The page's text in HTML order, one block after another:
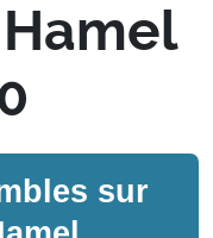
sur